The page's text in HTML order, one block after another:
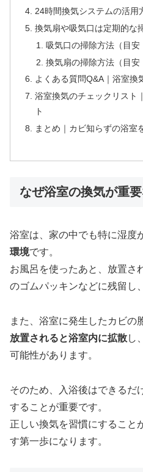
24時間換気システムの活用
換気扇や吸気口は定期的な
吸気口の掃除方法（目安
換気扇の掃除方法（目安
よくある質問Q&A｜浴室換
浴室換気のチェックリスト
ト
まとめ｜カビ知らずの浴室
なぜ浴室の換気が重
浴室は、家の中でも特に湿度
環境です。
お風呂を使ったあと、放置さ
のゴムパッキンなどに残留し
また、浴室に発生したカビの
放置されると浴室内に拡散し
可能性があります。
そのため、入浴後はできるだ
することが重要です。
正しい換気を習慣にすること
す第一歩になります。